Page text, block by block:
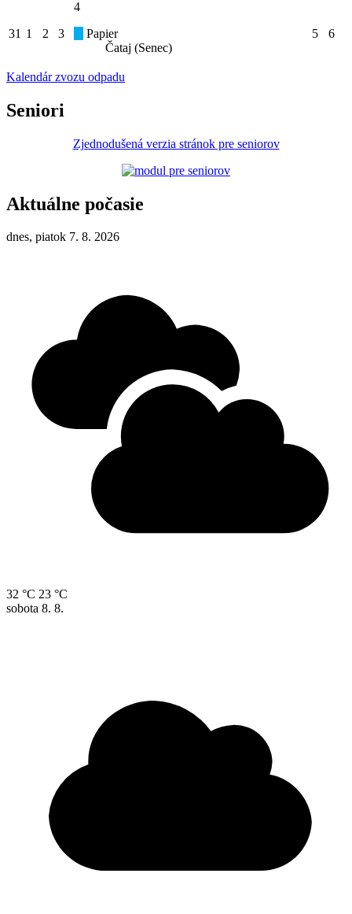
31 1 2 3
4
Papier
Čataj (Senec)
5 6
Kalendár zvozu odpadu
Seniori
Zjednodušená verzia stránok pre seniorov
Aktuálne počasie
dnes, piatok 7. 8. 2026
32 °C 23 °C
sobota 8. 8.